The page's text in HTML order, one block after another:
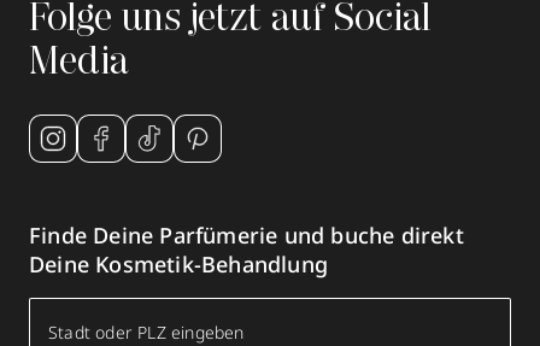
Folge uns jetzt auf Social
Media
Finde Deine Parfümerie und buche direkt
Deine Kosmetik-Behandlung